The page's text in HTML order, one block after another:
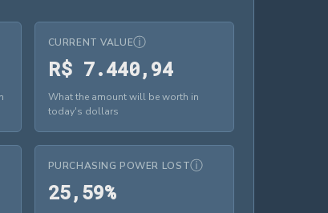
13.439,16
CURRENT VALUEⓘ
R$ 7.440,94R$ 7.440,94
What the amount will be worth in
today's dollars
PURCHASING POWER LOSTⓘ
25,59%25,59%